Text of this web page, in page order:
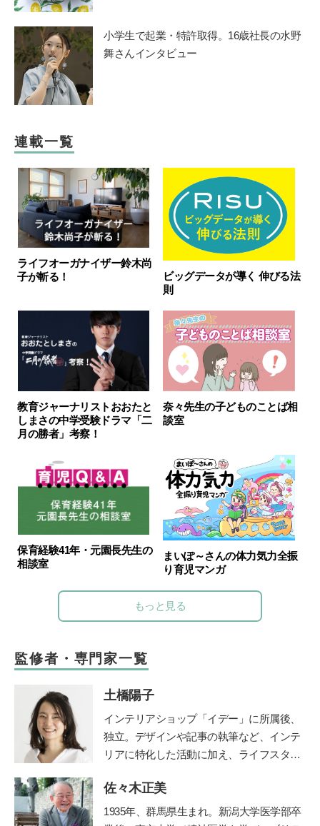
小学生で起業・特許取得。16歳社長の水野
舞さんインタビュー
連載一覧
ライフオーガナイザー鈴木尚
子が斬る！
ビッグデータが導く 伸びる法
則
教育ジャーナリストおおたと
しまさの中学受験ドラマ「二
月の勝者」考察！
奈々先生の子どものことば相
談室
保育経験41年・元園長先生の
相談室
まいぽ～さんの体力気力全振
り育児マンガ
もっと見る
監修者・専門家一覧
土橋陽子
インテリアショップ「イデー」に所属後、
独立。デザインや記事の執筆など、インテ
リアに特化した活動に加え、ライフスタイ
の時間に笑顔を増やすアナログ時計「funp
unclock」シリーズデザイナー。仕事と並
佐々木正美
1935年、群馬県生まれ。新潟大学医学部卒